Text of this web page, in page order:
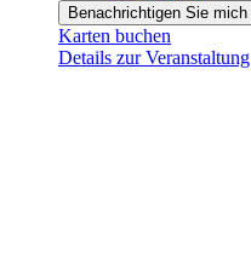
Benachrichtigen Sie mich
Karten buchen
Details zur Veranstaltung